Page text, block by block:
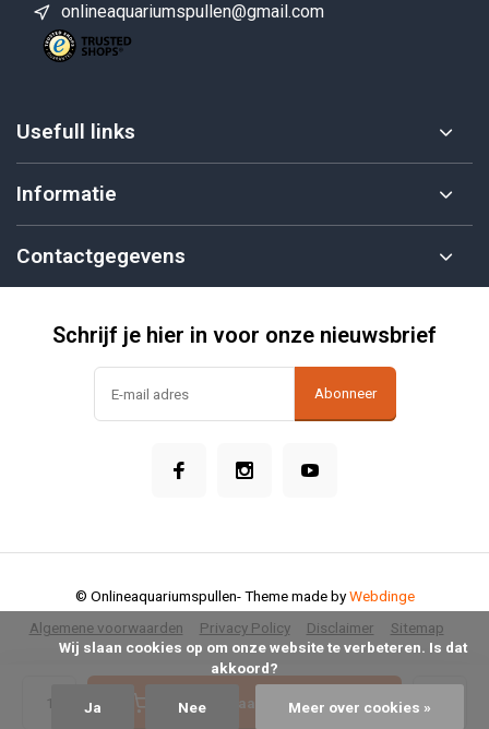
Toevoegen aan winkelwagen
onlineaquariumspullen@gmail.com
Usefull links
Informatie
Contactgegevens
Schrijf je hier in voor onze nieuwsbrief
Abonneer
Algemene voorwaarden Privacy Policy Disclaimer Sitemap
© Onlineaquariumspullen- Theme made byWebdinge
akkoord?
Ja Nee Meer over cookies »